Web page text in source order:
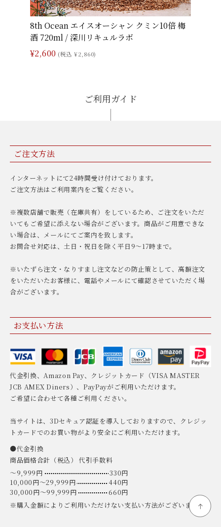
8th Ocean エイスオーシャン クミン10倍 梅
酒 720ml / 深川リキュルラボ
¥2,600 (税込 ¥2,860)
ご利用ガイド
ご注文方法
インターネットにて24時間受け付けております。
ご注文方法はご利用案内をご覧ください。
※複数店舗で販売（在庫共有）をしているため、ご注文をいただ
いてもご希望に添えない場合がございます。商品がご用意できな
い場合は、メールにてご案内を致します。
お問合せ対応は、土日・祝日を除く平日9〜17時まで。
※いたずら注文・なりすまし注文などの防止策として、高額注文
をいただいたお客様に、電話やメールにて確認させていただく場
合がございます。
お支払い方法
代金引換、Amazon Pay、クレジットカード（VISA MASTER
JCB AMEX Diners）、PayPayがご利用いただけます。
ご希望に合わせて各種ご利用ください。
当サイトは、3Dセキュア認証を導入しておりますので、クレジッ
トカードでのお買い物がより安全にご利用いただけます。
●代金引換
商品価格合計（税込） 代引手数料
〜9,999円
330円
10,000円〜29,999円
440円
30,000円〜99,999円
660円
※購入金額によりご利用いただけない支払い方法がございます。